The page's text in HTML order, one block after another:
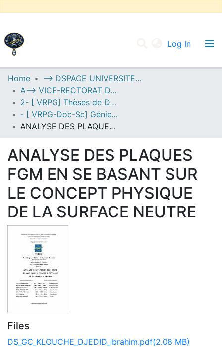
Log In
UNIVERSITY OF D.L SIDI BEL ABBES
Communities & Collections
All of DSpace
Home
--> DSPACE UNIVERSITE DJILALLI LIABES DE SIDI BEL ABBES
A--> VICE-RECTORAT DE LA POST-GRADUATION
2- [ VRPG] Thèses de Doctorat en Sciences
- [ VRPG-Doc-Sc] Génie civil --- هندسة مدنية
ANALYSE DES PLAQUES FGM EN SE BASANT SUR LE CONCEPT PHYSIQUE DE LA SURFACE NEUTRE
ANALYSE DES PLAQUES
FGM EN SE BASANT SUR
LE CONCEPT PHYSIQUE
DE LA SURFACE NEUTRE
Files
DS_GC_KLOUCHE_DJEDID_Ibrahim.pdf(2.08 MB)